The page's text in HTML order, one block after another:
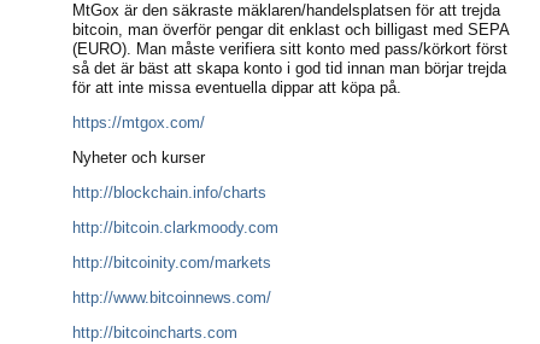
MtGox är den säkraste mäklaren/handelsplatsen för att trejda
bitcoin, man överför pengar dit enklast och billigast med SEPA
(EURO). Man måste verifiera sitt konto med pass/körkort först
så det är bäst att skapa konto i god tid innan man börjar trejda
för att inte missa eventuella dippar att köpa på.
https://mtgox.com/
Nyheter och kurser
http://blockchain.info/charts
http://bitcoin.clarkmoody.com
http://bitcoinity.com/markets
http://www.bitcoinnews.com/
http://bitcoincharts.com